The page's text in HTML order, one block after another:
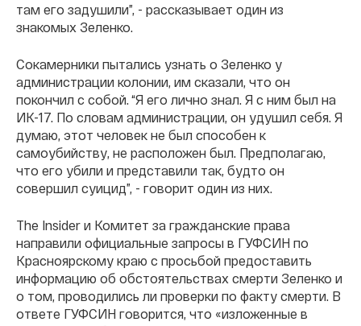
там его задушили”, - рассказывает один из
знакомых Зеленко.
Сокамерники пытались узнать о Зеленко у
администрации колонии, им сказали, что он
покончил с собой. “Я его лично знал. Я с ним был на
ИК-17. По словам администрации, он удушил себя. Я
думаю, этот человек не был способен к
самоубийству, не расположен был. Предполагаю,
что его убили и представили так, будто он
совершил суицид”, - говорит один из них.
The Insider и Комитет за гражданские права
направили официальные запросы в ГУФСИН по
Красноярскому краю с просьбой предоставить
информацию об обстоятельствах смерти Зеленко и
о том, проводились ли проверки по факту смерти. В
ответе ГУФСИН говорится, что «изложенные в